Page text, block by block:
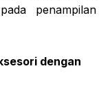
penampilan
dengan